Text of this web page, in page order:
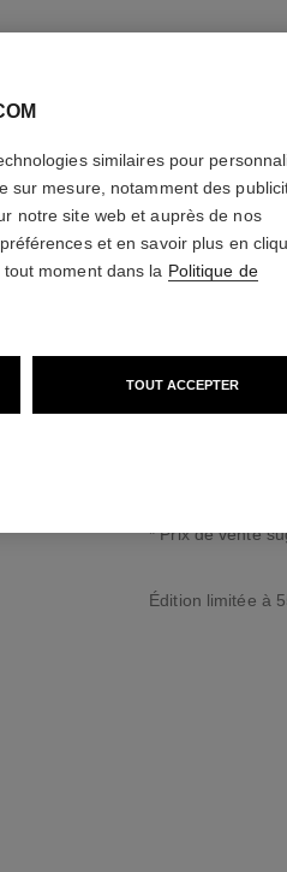
MONTRE
Grand modèle,
Réf. H6949
↩
* Prix de vente
Édition limitée à
similaires pour
sur mesure, notamment des
notre site web et auprès de nos
et en savoir plus en
moment dans la Politique de
TOUT ACCEPTER